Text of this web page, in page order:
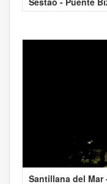
Santillana del Mar